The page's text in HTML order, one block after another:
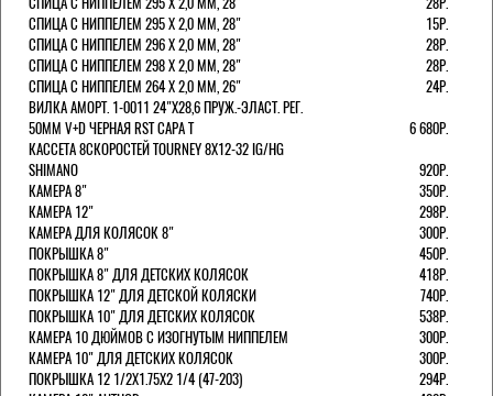
СПИЦА С НИППЕЛЕМ 295 Х 2,0 ММ, 28"
15Р.
СПИЦА С НИППЕЛЕМ 296 Х 2,0 ММ, 28"
28Р.
СПИЦА С НИППЕЛЕМ 298 Х 2,0 ММ, 28"
28Р.
СПИЦА С НИППЕЛЕМ 264 Х 2,0 ММ, 26"
24Р.
ВИЛКА АМОРТ. 1-0011 24"Х28,6 ПРУЖ.-ЭЛАСТ. РЕГ.
50ММ V+D ЧЕРНАЯ RST CAPA Т
6 680Р.
КАССЕТА 8СКОРОСТЕЙ TOURNEY 8Х12-32 IG/HG
SHIMANO
920Р.
КАМЕРА 8"
350Р.
КАМЕРА 12"
298Р.
КАМЕРА ДЛЯ КОЛЯСОК 8"
300Р.
ПОКРЫШКА 8"
450Р.
ПОКРЫШКА 8" ДЛЯ ДЕТСКИХ КОЛЯСОК
418Р.
ПОКРЫШКА 12" ДЛЯ ДЕТСКОЙ КОЛЯСКИ
740Р.
ПОКРЫШКА 10" ДЛЯ ДЕТСКИХ КОЛЯСОК
538Р.
КАМЕРА 10 ДЮЙМОВ С ИЗОГНУТЫМ НИППЕЛЕМ
300Р.
КАМЕРА 10" ДЛЯ ДЕТСКИХ КОЛЯСОК
300Р.
ПОКРЫШКА 12 1/2X1.75X2 1/4 (47-203)
294Р.